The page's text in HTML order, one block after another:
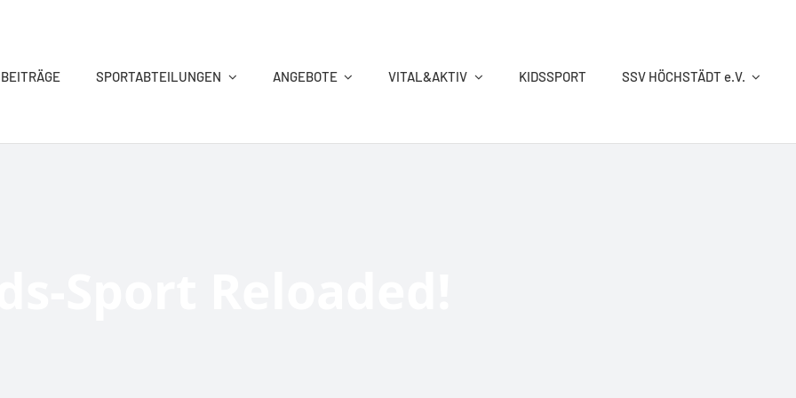
SPORTABTEILUNGEN
KEGELN REHA-SPORT RINGEN SCHWIMMEN
ANGEBOTE VITAL&AKTIV KIDSSPORT SSV HÖCHSTÄDT e.V.